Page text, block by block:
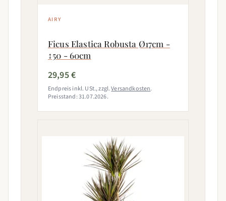
AIRY
Ficus Elastica Robusta Ø17cm -
↕50 - 60cm
29,95 €
Endpreis inkl. USt., zzgl.Versandkosten.
Preisstand: 31.07.2026.